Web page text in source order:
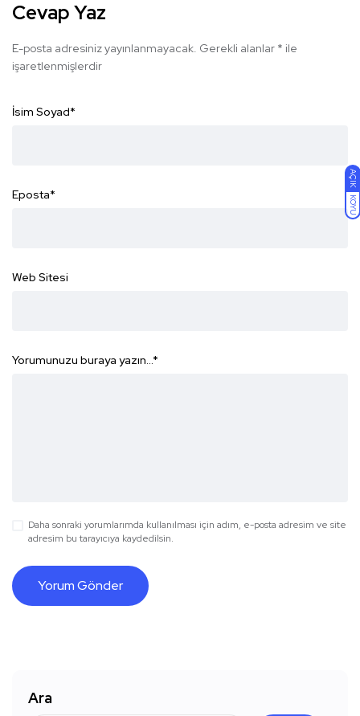
AÇIK
KOYU
Cevap Yaz
E-posta adresiniz yayınlanmayacak. Gerekli alanlar * ile
işaretlenmişlerdir
İsim Soyad*
Eposta*
Web Sitesi
Yorumunuzu buraya yazın...*
Daha sonraki yorumlarımda kullanılması için adım, e-posta adresim ve site
adresim bu tarayıcıya kaydedilsin.
Ara